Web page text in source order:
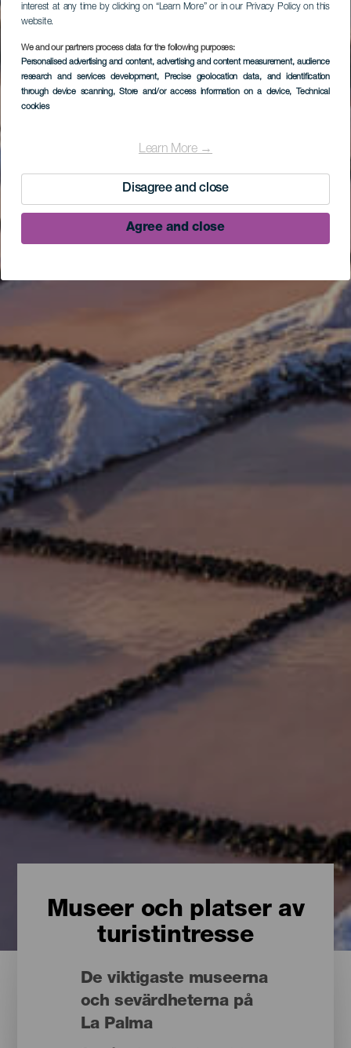
interest at any time by clicking on “Learn More” or in our Privacy Policy on this
website.
We and our partners process data for the following purposes:
Personalised advertising and content, advertising and content measurement, audience
research and services development, Precise geolocation data, and identification
through device scanning, Store and/or access information on a device, Technical
cookies
Learn More →
Disagree and close
Agree and close
Museer och platser av
turistintresse
De viktigaste museerna
och sevärdheterna på
La Palma